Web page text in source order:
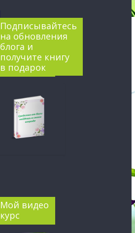
Подписывайтесь
на обновления
блога и
получите книгу
в подарок
Мой видео
курс